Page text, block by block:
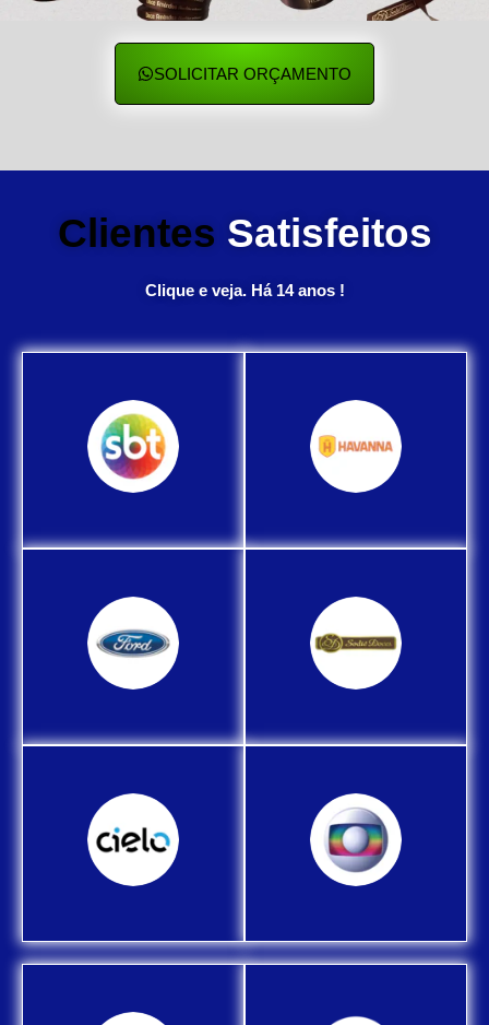
SOLICITAR ORÇAMENTO
Clientes Satisfeitos
Clique e veja. Há 14 anos !